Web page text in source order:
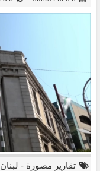
تقارير مصورة - لبنان